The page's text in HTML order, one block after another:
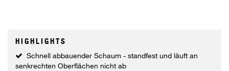
HIGHLIGHTS
Schnell abbauender Schaum - standfest und läuft an
senkrechten Oberflächen nicht ab